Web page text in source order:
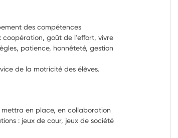
des compétences
coopération, goût de l'effort, vivre
patience, honnêteté, gestion
de la motricité des élèves.
en place, en collaboration
: jeux de cour, jeux de société